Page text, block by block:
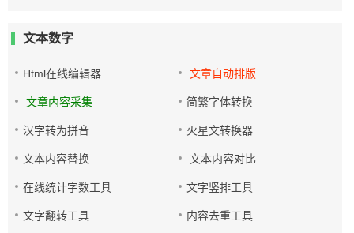
文本数字
Html在线编辑器 文章自动排版
文章内容采集 简繁字体转换
汉字转为拼音 火星文转换器
文本内容替换 文本内容对比
在线统计字数工具 文字竖排工具
文字翻转工具 内容去重工具